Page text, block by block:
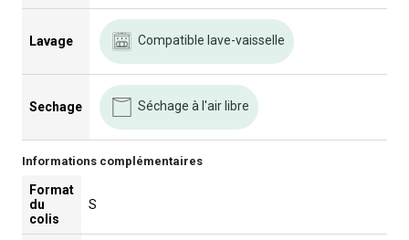
Lavage Compatible lave-vaisselle
Sechage Séchage à l'air libre
Informations complémentaires
Format
du
colis
S